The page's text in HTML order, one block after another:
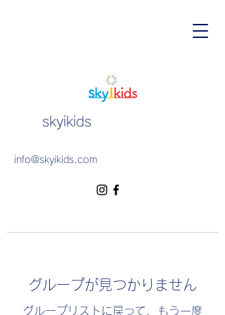
skyikids
info@skyikids.com
グループが見つかりません
グループリストに戻って、もう一度